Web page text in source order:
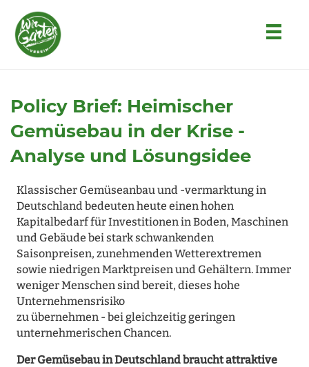
Policy Brief: Heimischer
Gemüsebau in der Krise -
Analyse und Lösungsidee
Klassischer Gemüseanbau und -vermarktung in
Deutschland bedeuten heute einen hohen
Kapitalbedarf für Investitionen in Boden, Maschinen
und Gebäude bei stark schwankenden
Saisonpreisen, zunehmenden Wetterextremen
sowie niedrigen Marktpreisen und Gehältern. Immer
weniger Menschen sind bereit, dieses hohe
Unternehmensrisiko
zu übernehmen - bei gleichzeitig geringen
unternehmerischen Chancen.
Der Gemüsebau in Deutschland braucht attraktive